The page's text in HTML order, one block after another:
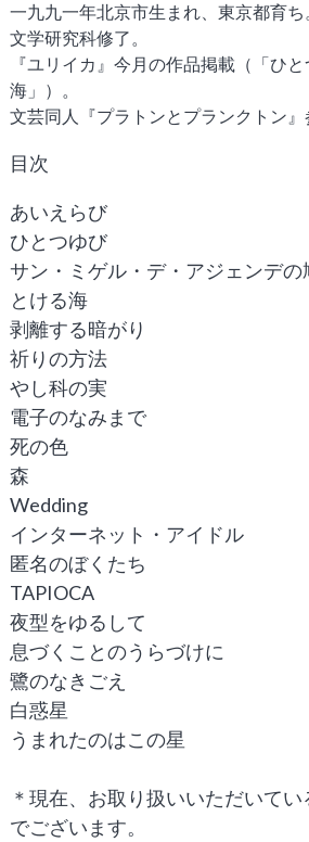
一九九一年北京市生まれ、東京都育
文学研究科修了。
『ユリイカ』今月の作品掲載（「ひ
海」）。
文芸同人『プラトンとプランクトン』
目次
あいえらび
ひとつゆび
サン・ミゲル・デ・アジェンデの
とける海
剥離する暗がり
祈りの方法
やし科の実
電子のなみまで
死の色
森
Wedding
インターネット・アイドル
匿名のぼくたち
TAPIOCA
夜型をゆるして
息づくことのうらづけに
鷺のなきごえ
白惑星
うまれたのはこの星
＊現在、お取り扱いいただいて
でございます。